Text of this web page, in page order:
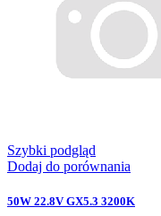
Szybki podgląd
Dodaj do porównania
50W 22.8V GX5.3 3200K